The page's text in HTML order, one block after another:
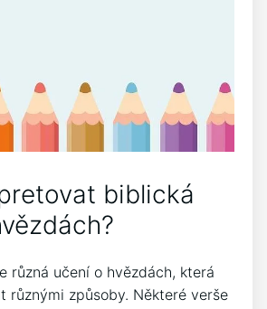
biblická
různá učení o hvězdách, která
různými způsoby. Některé verše